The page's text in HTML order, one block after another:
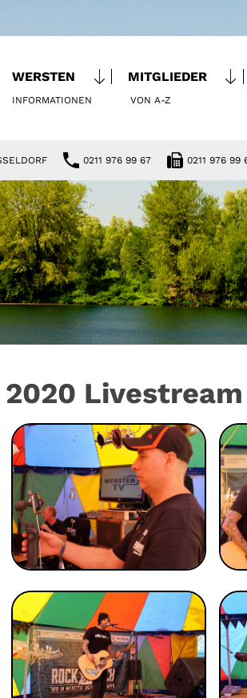
WERSTEN MITGLIEDER
INFORMATIONEN VON A-Z
0211 976 99 67 0211 976 99